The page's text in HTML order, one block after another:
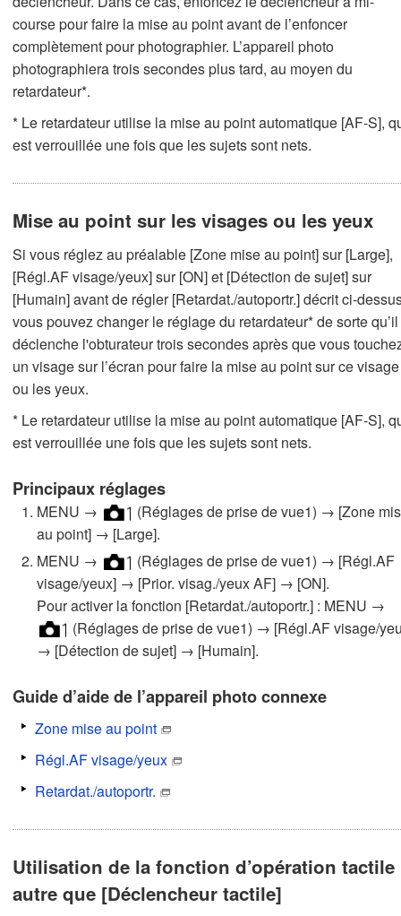
course pour faire la mise au point avant de l’enfoncer
complètement pour photographier. L’appareil photo
photographiera trois secondes plus tard, au moyen du
retardateur*.
* Le retardateur utilise la mise au point automatique [AF-S],
est verrouillée une fois que les sujets sont nets.
Mise au point sur les visages ou les yeux
Si vous réglez au préalable [Zone mise au point] sur [Large],
[Régl.AF visage/yeux] sur [ON] et [Détection de sujet] sur
[Humain] avant de régler [Retardat./autoportr.] décrit ci-
vous pouvez changer le réglage du retardateur* de sorte qu’il
déclenche l'obturateur trois secondes après que vous
un visage sur l’écran pour faire la mise au point sur ce visage
ou les yeux.
* Le retardateur utilise la mise au point automatique [AF-S],
est verrouillée une fois que les sujets sont nets.
Principaux réglages
MENU →
(Réglages de prise de vue1) → [Zone
au point] → [Large].
MENU →
(Réglages de prise de vue1) → [Régl.AF
visage/yeux] → [Prior. visag./yeux AF] → [ON].
Pour activer la fonction [Retardat./autoportr.] : MENU →
(Réglages de prise de vue1) → [Régl.AF visage/
→ [Détection de sujet] → [Humain].
Guide d’aide de l’appareil photo connexe
Zone mise au point
Régl.AF visage/yeux
Retardat./autoportr.
Utilisation de la fonction d’opération tactile
autre que [Déclencheur tactile]